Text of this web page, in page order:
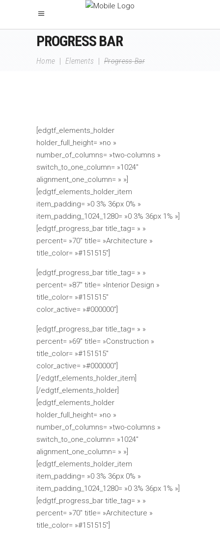
PROGRESS BAR
Home Elements |Progress Bar
[edgtf_elements_holder
holder_full_height= »no »
number_of_columns= »two-columns »
switch_to_one_column= »1024″
alignment_one_column= » »]
[edgtf_elements_holder_item
item_padding= »0 3% 36px 0% »
item_padding_1024_1280= »0 3% 36px 1% »]
[edgtf_progress_bar title_tag= » »
percent= »70″ title= »Architecture »
title_color= »#151515″]
[edgtf_progress_bar title_tag= » »
percent= »87″ title= »Interior Design »
title_color= »#151515″
color_active= »#000000″]
[edgtf_progress_bar title_tag= » »
percent= »69″ title= »Construction »
title_color= »#151515″
color_active= »#000000″]
[/edgtf_elements_holder_item]
[/edgtf_elements_holder]
[edgtf_elements_holder
holder_full_height= »no »
number_of_columns= »two-columns »
switch_to_one_column= »1024″
alignment_one_column= » »]
[edgtf_elements_holder_item
item_padding= »0 3% 36px 0% »
item_padding_1024_1280= »0 3% 36px 1% »]
[edgtf_progress_bar title_tag= » »
percent= »70″ title= »Architecture »
title_color= »#151515″]